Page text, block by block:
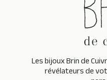
Les bijoux Brin de
révélateurs de